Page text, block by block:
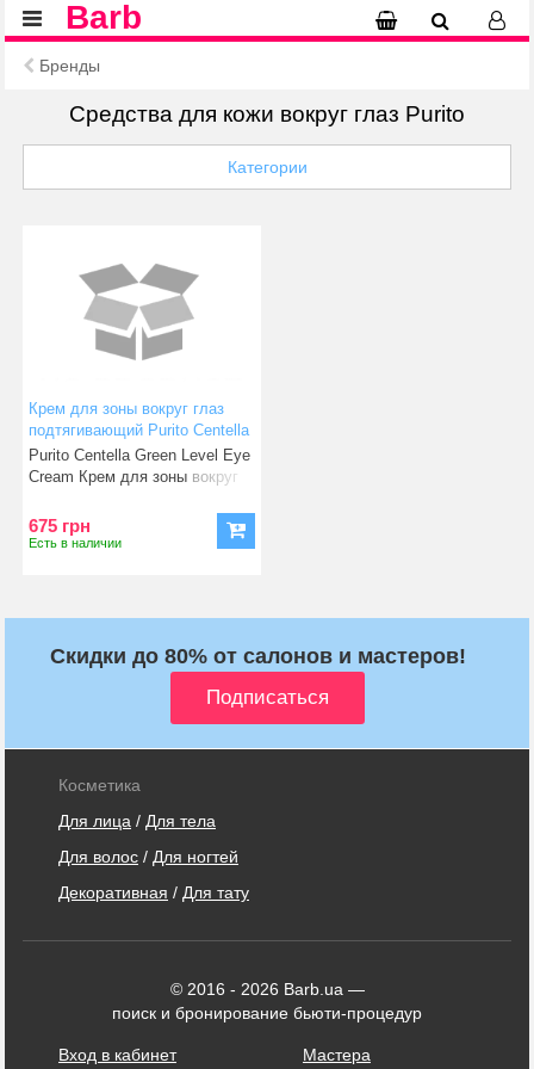
Barb
Бренды
Средства для кожи вокруг глаз Purito
Категории
Крем для зоны вокруг глаз
подтягивающий Purito Centella
Green Level Eye Cream 30 мл
(8809563100156)
Purito Centella Green Level Eye
Cream Крем для зоны вокруг
675 грн
Есть в наличии
Скидки до 80% от салонов и мастеров!
Косметика
Для лица / Для тела
Для волос / Для ногтей
Декоративная / Для тату
© 2016 - 2026 Barb.ua —
поиск и бронирование бьюти-процедур
Вход в кабинет Мастера